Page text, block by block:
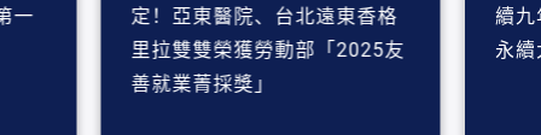
一
定！亞東醫院、台北遠東香格
里拉雙雙榮獲勞動部「2025友
善就業菁採獎」
續
永